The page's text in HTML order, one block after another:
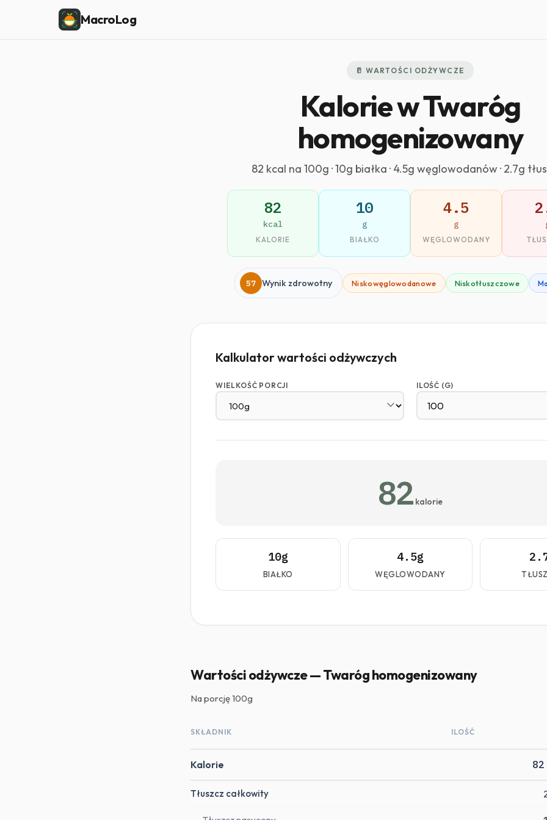
MacroLog
🥛 WARTOŚCI ODŻYWCZE
Kalorie w Twaróg
homogenizowany
82 kcal na 100g · 10g białka · 4.5g węglowodanów · 2.7g
82
kcal
KALORIE
10
g
BIAŁKO
4.5
g
WĘGLOWODANY
57 Wynik zdrowotny Niskowęglowodanowe Niskotłuszczowe
Kalkulator wartości odżywczych
WIELKOŚĆ PORCJI ILOŚĆ (G)
82 kalorie
10g
BIAŁKO
4.5g
WĘGLOWODANY
Wartości odżywcze — Twaróg homogenizowany
Na porcję100g
SKŁADNIK ILOŚĆ
Kalorie
Tłuszcz całkowity